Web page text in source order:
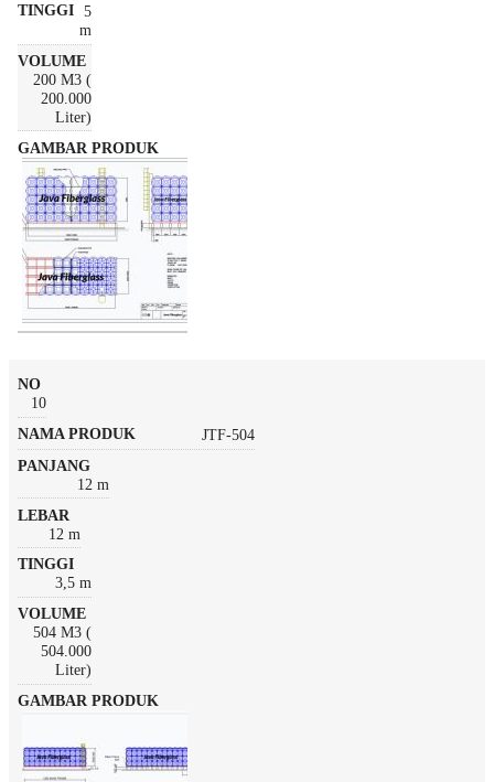
5
m
200 M3 (
200.000
Liter)
10
JTF-504
12 m
12 m
3,5 m
504 M3 (
504.000
Liter)